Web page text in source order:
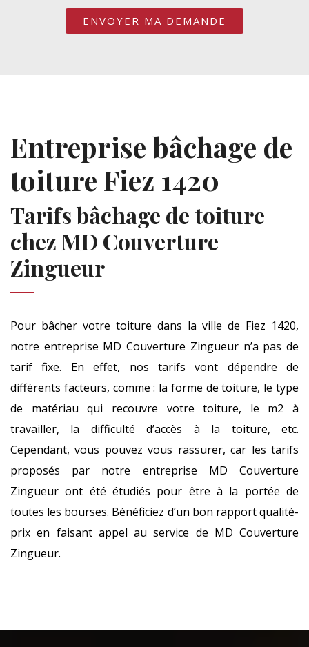
Entreprise bâchage de
toiture Fiez 1420
Tarifs bâchage de toiture
chez MD Couverture
Zingueur
Pour bâcher votre toiture dans la ville de Fiez 1420,
notre entreprise MD Couverture Zingueur n’a pas de
tarif fixe. En effet, nos tarifs vont dépendre de
différents facteurs, comme : la forme de toiture, le type
de matériau qui recouvre votre toiture, le m2 à
travailler, la difficulté d’accès à la toiture, etc.
Cependant, vous pouvez vous rassurer, car les tarifs
proposés par notre entreprise MD Couverture
Zingueur ont été étudiés pour être à la portée de
toutes les bourses. Bénéficiez d’un bon rapport qualité-
prix en faisant appel au service de MD Couverture
Zingueur.